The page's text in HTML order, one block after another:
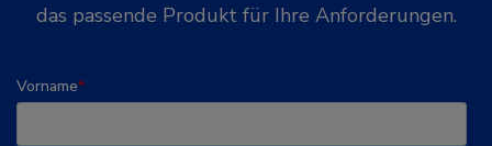
das passende Produkt für Ihre Anforderungen.